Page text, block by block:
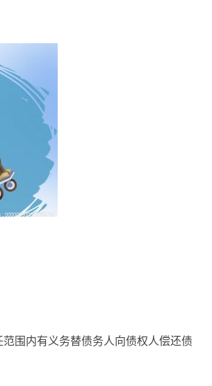
围内有义务替债务人向债权人偿还债